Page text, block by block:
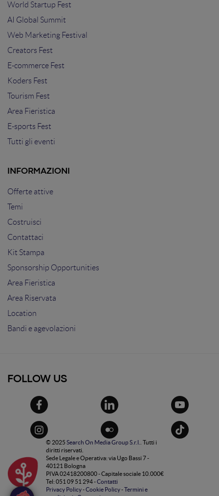
World Startup Fest
AI Global Summit
Web Marketing Festival
Creators Fest
E-commerce Fest
Koders Fest
Tourism Fest
Area Fieristica
E-sports Fest
Tutti gli eventi
INFORMAZIONI
Offerte attive
Temi
Costruisci
Contattaci
Kit Stampa
Sponsorship Opportunities
Area Fieristica
Area Riservata
Location
Bandi e agevolazioni
FOLLOW US
© 2025 Search On Media Group S.r.l.
. Tutti i
diritti riservati.
Sede Legale e Operativa: via Ugo Bassi 7 -
40121 Bologna
PIVA 02418200800 - Capitale sociale 10.000€
Tel: 051 09 51 294 -Contatti
Privacy Policy-Cookie Policy-Termini e